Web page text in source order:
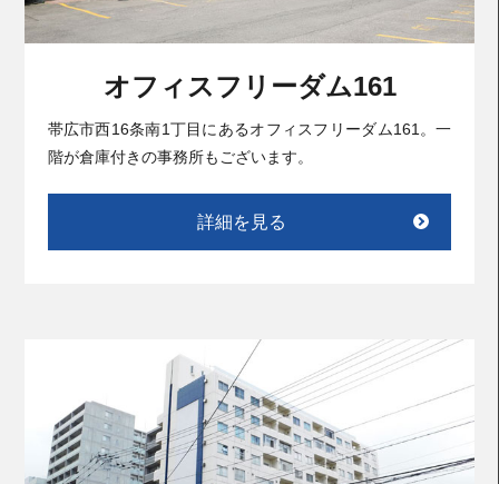
オフィスフリーダム161
帯広市西16条南1丁目にあるオフィスフリーダム161。一
階が倉庫付きの事務所もございます。
詳細を見る